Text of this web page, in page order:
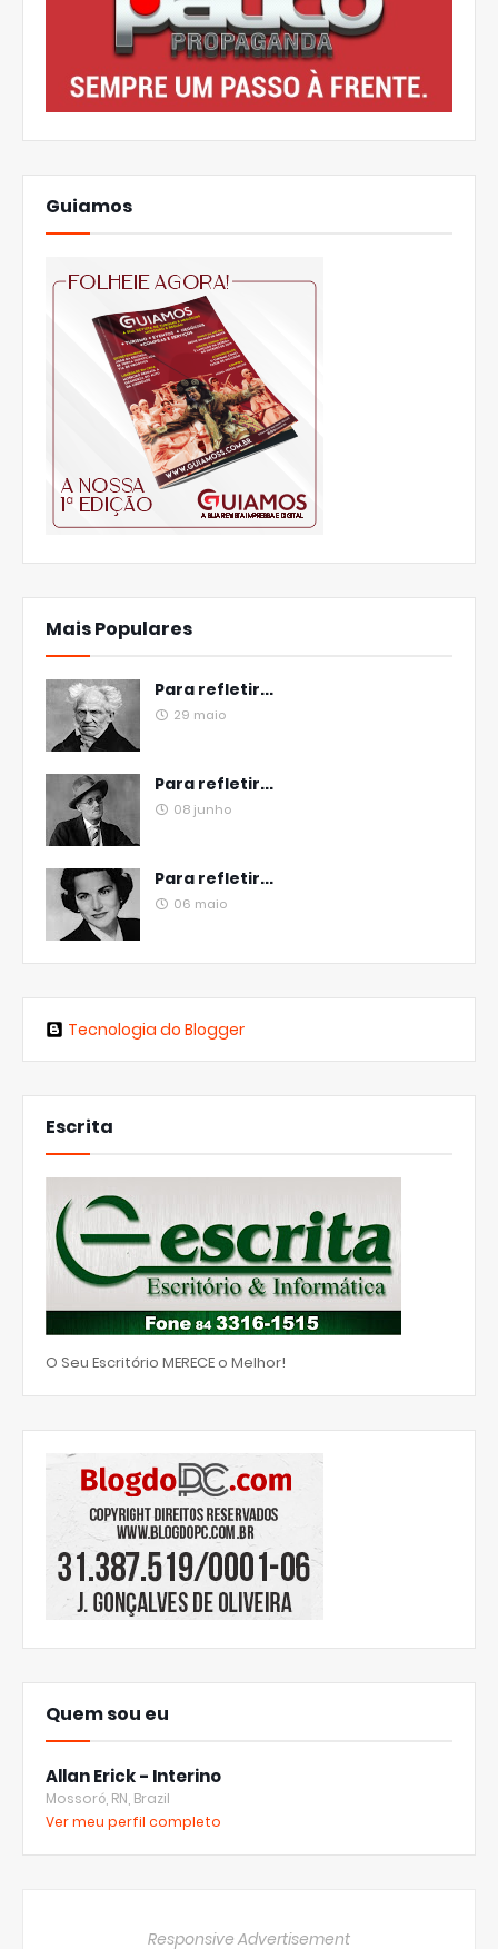
Guiamos
Mais Populares
Para refletir...
29 maio
Para refletir...
08 junho
Para refletir...
06 maio
Tecnologia do Blogger
Escrita
O Seu Escritório MERECE o Melhor!
Quem sou eu
Allan Erick - Interino
Mossoró, RN, Brazil
Ver meu perfil completo
Responsive Advertisement